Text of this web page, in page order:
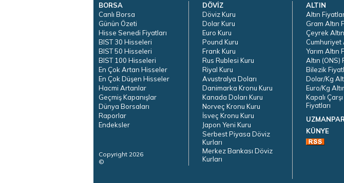
BORSA
Canlı Borsa
Günün Özeti
Hisse Senedi Fiyatları
BIST 30 Hisseleri
BIST 50 Hisseleri
BIST 100 Hisseleri
En Çok Artan Hisseler
En Çok Düşen Hisseler
Hacmi Artanlar
Geçmiş Kapanışlar
Dünya Borsaları
Raporlar
Endeksler
Copyright 2026
©
DÖVİZ
Döviz Kuru
Dolar Kuru
Euro Kuru
Pound Kuru
Frank Kuru
Rus Rublesi Kuru
Riyal Kuru
Avustralya Doları
Danimarka Kronu Kuru
Kanada Doları Kuru
Norveç Kronu Kuru
İsveç Kronu Kuru
Japon Yeni Kuru
Serbest Piyasa Döviz
Kurları
Merkez Bankası Döviz
Kurları
ALTIN
Altın
Gram Altın
Çeyrek
Cumhuriyet
Yarım Altın
Altın (ONS)
Bilezik
Dolar/Kg
Euro/Kg
Kapalı
Fiyatları
KÜNYE